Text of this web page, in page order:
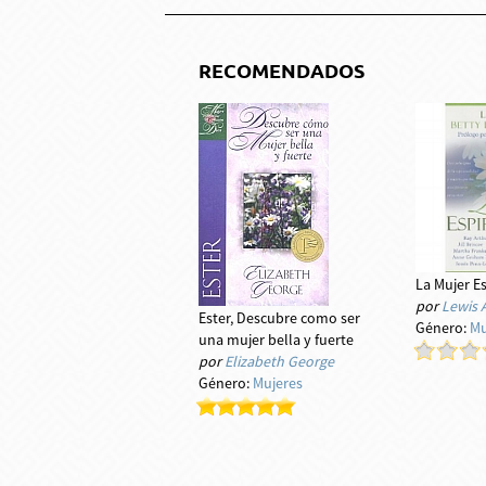
RECOMENDADOS
Ester, Descubre como ser
una mujer bella y fuerte
porElizabeth George
Género: Mujeres
La Mujer
porLewis
Género: